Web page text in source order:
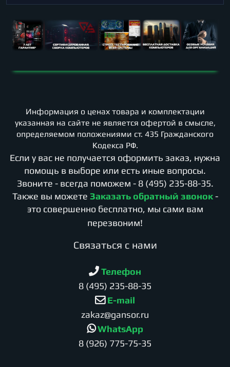
Информация о ценах товара и комплектации
указанная на сайте не является офертой в смысле,
определяемом положениями ст. 435 Гражданского
Кодекса РФ.
Если у вас не получается оформить заказ, нужна
помощь в выборе или есть иные вопросы.
Звоните - всегда поможем - 8 (495) 235-88-35.
Также вы можете Заказать обратный звонок -
это совершенно бесплатно, мы сами вам
перезвоним!
Cвязаться с нами
Телефон
8 (495) 235-88-35
E-mail
zakaz@gansor.ru
WhatsApp
8 (926) 775-75-35